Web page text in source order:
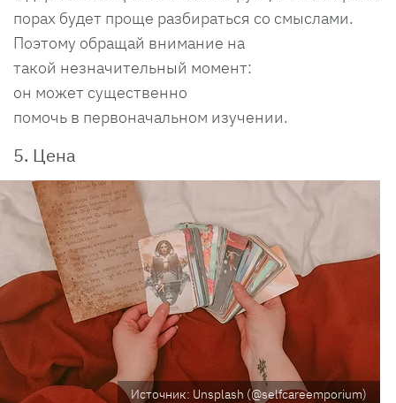
порах будет проще разбираться со смыслами.
Поэтому обращай внимание на
такой незначительный момент:
он может существенно
помочь в первоначальном изучении.
5. Цена
Источник: Unsplash (@selfcareemporium)